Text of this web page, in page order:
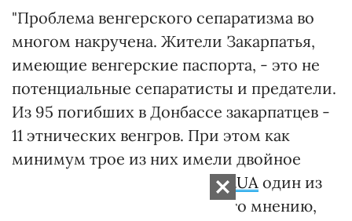
"Проблема венгерского сепаратизма во
многом накручена. Жители Закарпатья,
имеющие венгерские паспорта, - это не
потенциальные сепаратисты и предатели.
Из 95 погибших в Донбассе закарпатцев -
11 этнических венгров. При этом как
минимум трое из них имели двойное
ZN.UA один из
областных чиновников. По его мнению,